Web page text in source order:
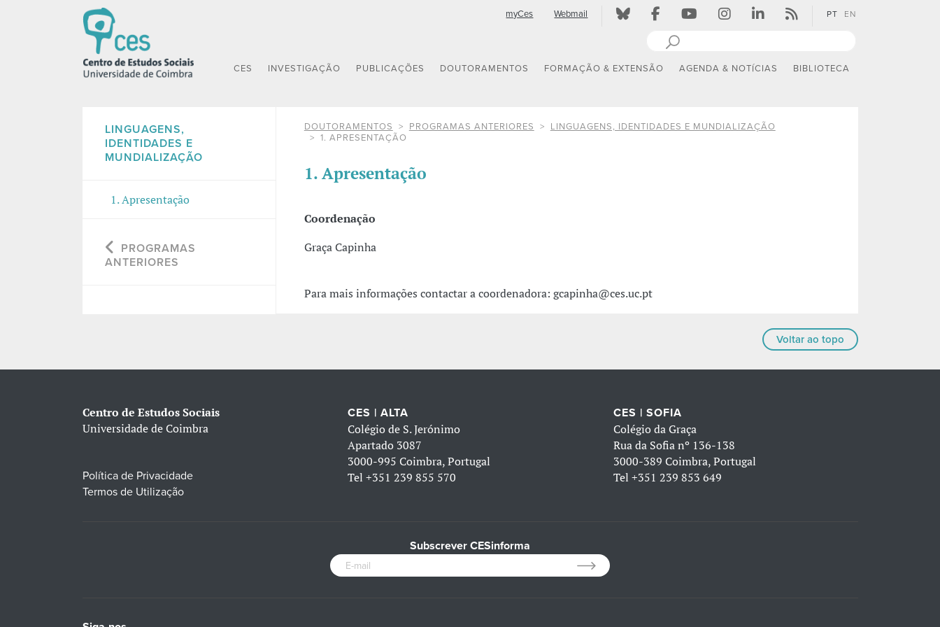
myCes Webmail PT EN
CES INVESTIGAÇÃO PUBLICAÇÕES DOUTORAMENTOS FORMAÇÃO & EXTENSÃO AGENDA & NOTÍCIAS BIBLIOTECA
LINGUAGENS,
IDENTIDADES E
MUNDIALIZAÇÃO
1. Apresentação
PROGRAMAS
ANTERIORES
DOUTORAMENTOS PROGRAMAS ANTERIORES
LINGUAGENS, IDENTIDADES E MUNDIALIZAÇÃO
1. APRESENTAÇÃO
1. Apresentação
Coordenação
Graça Capinha
Para mais informações contactar a coordenadora: gcapinha@ces.uc.pt
Voltar ao topo
Centro de Estudos Sociais
Universidade de Coimbra
Política de Privacidade
Termos de Utilização
CES | ALTA
Colégio de S. Jerónimo
Apartado 3087
3000-995 Coimbra, Portugal
Tel+351 239 855 570
CES | SOFIA
Colégio da Graça
Rua da Sofia nº 136-138
3000-389 Coimbra, Portugal
Tel +351 239 853 649
Subscrever CESinforma